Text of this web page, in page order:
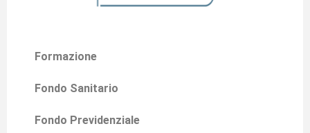
Formazione
Fondo Sanitario
Fondo Previdenziale